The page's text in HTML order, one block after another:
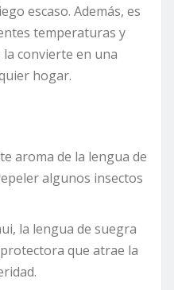
escaso. Además, es
temperaturas y
la convierte en una
hogar.
aroma de la lengua de
algunos insectos
la lengua de suegra
que atrae la